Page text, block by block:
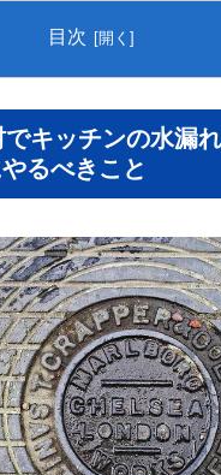
目次
キッチンの水漏
るべきこと